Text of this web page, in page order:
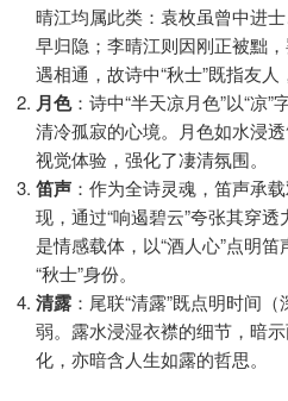
晴江均属此类：袁枚虽曾中进
早归隐；李晴江则因刚正被黜
遇相通，故诗中“秋士”既指友人
月色：诗中“半天凉月色”以“凉
清冷孤寂的心境。月色如水浸
视觉体验，强化了凄清氛围。
笛声 ：作为全诗灵魂，笛声承
现，通过“响遏碧云”夸张其穿
是情感载体，以“酒人心”点明
“秋士”身份。
清露 ：尾联“清露”既点明时间
弱。露水浸湿衣襟的细节，暗
化，亦暗含人生如露的哲思。